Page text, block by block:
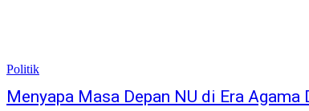
Politik
Menyapa Masa Depan NU di Era Agama